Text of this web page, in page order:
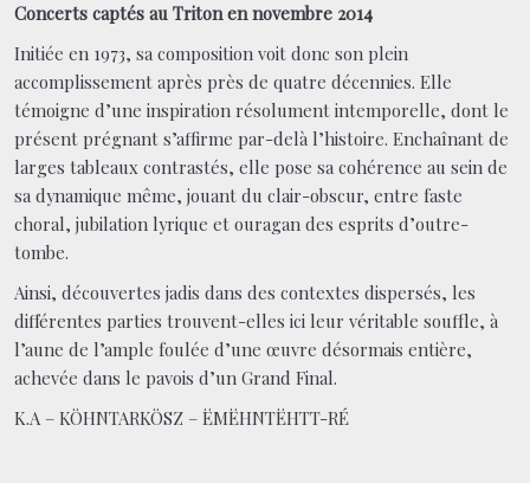
Concerts captés au Triton en novembre 2014
Initiée en 1973, sa composition voit donc son plein
accomplissement après près de quatre décennies. Elle
témoigne d’une inspiration résolument intemporelle, dont le
présent prégnant s’affirme par-delà l’histoire. Enchaînant de
larges tableaux contrastés, elle pose sa cohérence au sein de
sa dynamique même, jouant du clair-obscur, entre faste
choral, jubilation lyrique et ouragan des esprits d’outre-
tombe.
Ainsi, découvertes jadis dans des contextes dispersés, les
différentes parties trouvent-elles ici leur véritable souffle, à
l’aune de l’ample foulée d’une œuvre désormais entière,
achevée dans le pavois d’un Grand Final.
K.A – KÖHNTARKÖSZ – ËMËHNTËHTT-RÉ